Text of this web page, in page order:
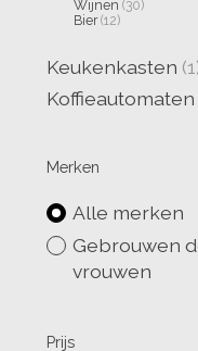
Wijnen (30)
Bier (12)
Keukenkasten
Koffieautomaten
Merken
Alle merken
Gebrouwen
vrouwen
Prijs